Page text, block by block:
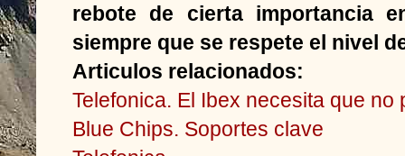
rebote de cierta importancia
siempre que se respete el nivel
Articulos relacionados:
Telefonica. El Ibex necesita que
Blue Chips. Soportes clave